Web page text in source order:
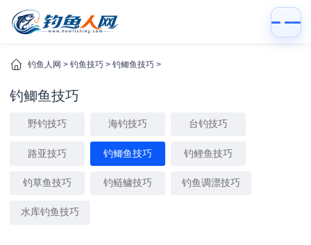
钓鱼人网 > 钓鱼技巧 > 钓鲫鱼技巧 >
钓鲫鱼技巧
野钓技巧 海钓技巧 台钓技巧
路亚技巧 钓鲫鱼技巧 钓鲤鱼技巧
钓草鱼技巧 钓鲢鳙技巧 钓鱼调漂技巧
水库钓鱼技巧